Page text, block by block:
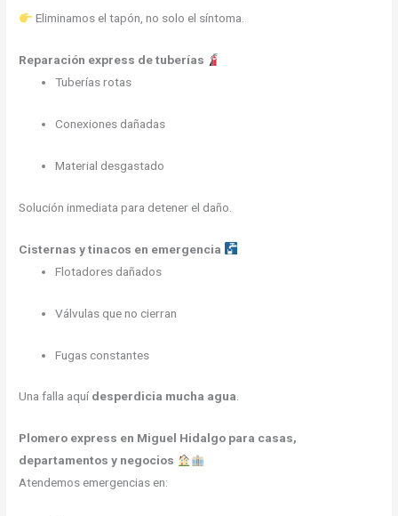
Eliminamos el tapón, no solo el síntoma.
Reparación express de tuberías
Tuberías rotas
Conexiones dañadas
Material desgastado
Solución inmediata para detener el daño.
Cisternas y tinacos en emergencia
Flotadores dañados
Válvulas que no cierran
Fugas constantes
Una falla aquí desperdicia mucha agua.
Plomero express en Miguel Hidalgo para casas,
departamentos y negocios
Atendemos emergencias en: